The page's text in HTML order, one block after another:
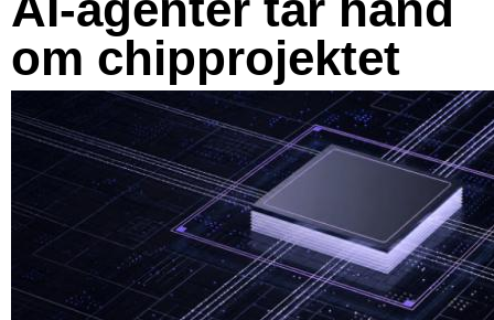
om chipprojektet